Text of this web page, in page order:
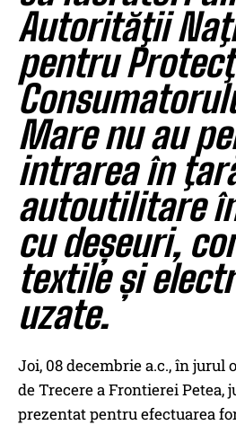
Autorităţii
pentru
Mare nu au
intrarea în
autoutilitare
cu deșeuri,
textile și
uzate.
Joi, 08 decembrie a.c., în jurul
de Trecere a Frontierei Petea,
prezentat pentru efectuarea